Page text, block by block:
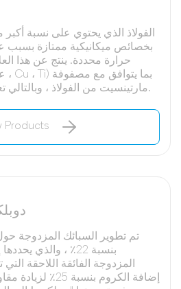
بخصائص ميكانيكية ممتازة بسبب
حرارة محددة. ينتج عن هذا
مارتينسيت من الفولاذ ، وبالتالي تعزيز الخواص الميكانيكية.
Products
تم تطوير السبائك المزدوجة
بنسبة 22٪ ، والذي
المزدوجة الفائقة اللاحقة
إضافة الكروم